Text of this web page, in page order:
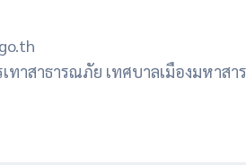
าสาธารณภัย เทศบาลเมืองมหาสา